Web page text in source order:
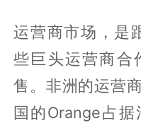
运营商市场，是
些巨头运营商合
售。非洲的运营
国的Orange占